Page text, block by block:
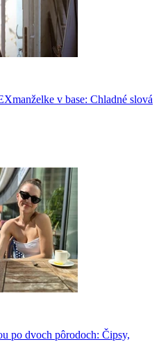
v base: Chladné slová
po dvoch pôrodoch: Čipsy,